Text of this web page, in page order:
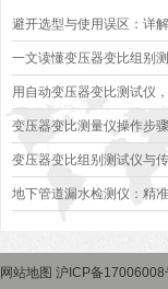
避开选型与使用误区：详
别测试仪的日常校准方法
异常排查方案
一文读懂变压器变比组别
型、接线规范、报告生成
作指南
用自动变压器变比测试仪
变压器是否合格？
变压器变比测量仪操作步
数设定变比测试数据保存
变压器变比组别测试仪与
比：精度、速度与安全性
地下管道漏水检测仪：精
网站地图 沪ICP备17006008